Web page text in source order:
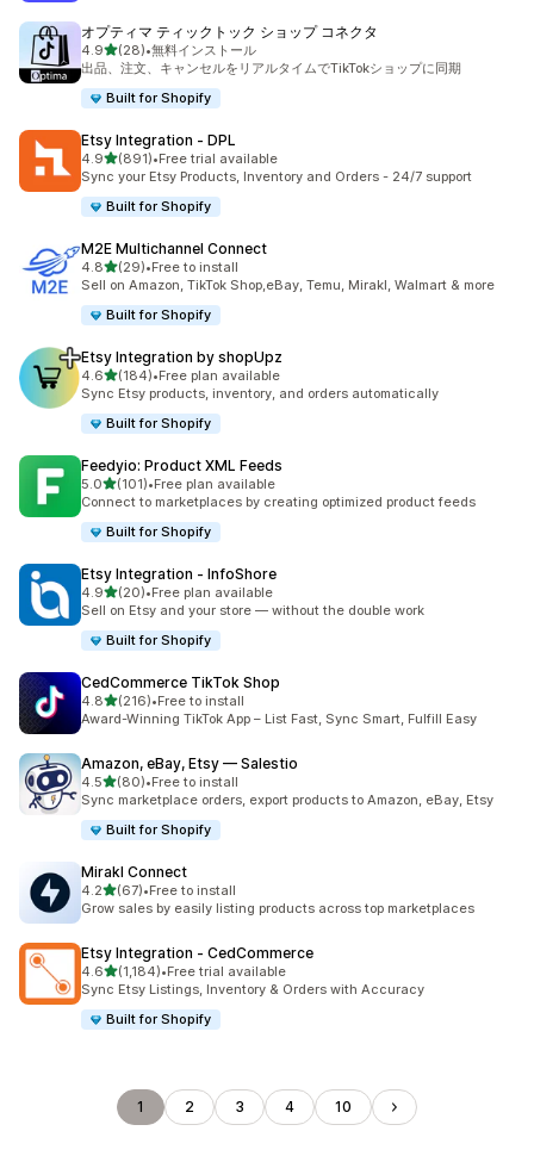
オプティマ ティックトック ショップ コネクタ
4.95つ星中
(28)
合計レビュー数：28件
•無料インストール
出品、注文、キャンセルをリアルタイムでTikTokショップに同期
Built for Shopify
Etsy Integration ‑ DPL
4.95つ星中
(891)
合計レビュー数：891件
•Free trial available
Sync your Etsy Products, Inventory and Orders - 24/7 support
Built for Shopify
M2E Multichannel Connect
4.85つ星中
(29)
合計レビュー数：29件
•Free to install
Sell on Amazon, TikTok Shop,eBay, Temu, Mirakl, Walmart & more
Built for Shopify
Etsy Integration by shopUpz
4.65つ星中
(184)
合計レビュー数：184件
•Free plan available
Sync Etsy products, inventory, and orders automatically
Built for Shopify
Feedyio: Product XML Feeds
5.05つ星中
(101)
合計レビュー数：101件
•Free plan available
Connect to marketplaces by creating optimized product feeds
Built for Shopify
Etsy Integration ‑ InfoShore
4.95つ星中
(20)
合計レビュー数：20件
•Free plan available
Sell on Etsy and your store — without the double work
Built for Shopify
CedCommerce TikTok Shop
4.85つ星中
(216)
合計レビュー数：216件
•Free to install
Award-Winning TikTok App – List Fast, Sync Smart, Fulfill Easy
Amazon, eBay, Etsy — Salestio
4.55つ星中
(80)
合計レビュー数：80件
•Free to install
Sync marketplace orders, export products to Amazon, eBay, Etsy
Built for Shopify
Mirakl Connect
4.25つ星中
(67)
合計レビュー数：67件
•Free to install
Grow sales by easily listing products across top marketplaces
Etsy Integration ‑ CedCommerce
4.65つ星中
(1,184)
合計レビュー数：1184件
•Free trial available
Sync Etsy Listings, Inventory & Orders with Accuracy
Built for Shopify
1 2 3 4 10